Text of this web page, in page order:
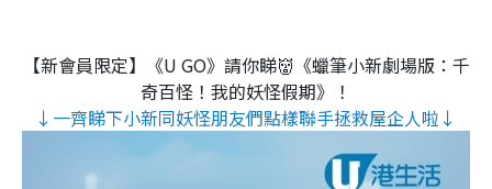
【新會員限定】《U GO》請你睇👹《蠟筆小新劇場版：千
奇百怪！我的妖怪假期》！
↓一齊睇下小新同妖怪朋友們點樣聯手拯救屋企人啦↓